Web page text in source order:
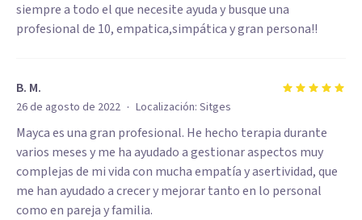
siempre a todo el que necesite ayuda y busque una
profesional de 10, empatica,simpática y gran persona!!
B. M.
26 de agosto de 2022 · Localización: Sitges
Mayca es una gran profesional. He hecho terapia durante
varios meses y me ha ayudado a gestionar aspectos muy
complejas de mi vida con mucha empatía y asertividad, que
me han ayudado a crecer y mejorar tanto en lo personal
como en pareja y familia.